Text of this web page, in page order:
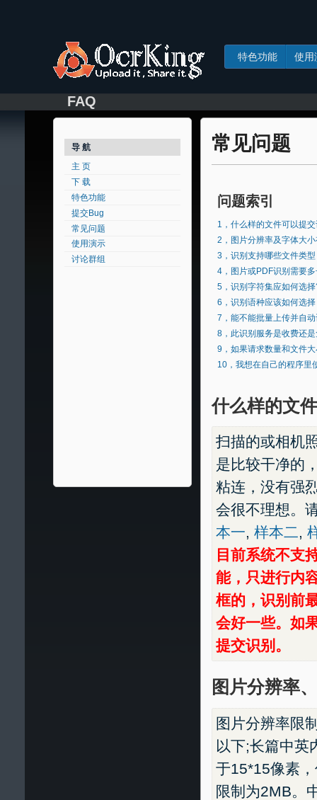
特色功能 使用
FAQ
导 航
主 页
下 载
特色功能
提交Bug
常见问题
使用演示
讨论群组
常见问题
问题索引
1， 什么样的文件可以提
2， 图片分辨率及字体大
3， 识别支持哪些文件类
4， 图片或PDF识别需要
5， 识别字符集应如何选
6， 识别语种应该如何选
7， 能不能批量上传并自
8， 此识别服务是收费还
9， 如果请求数量和文件
10， 我想在自己的程序里
什么样的文
扫描的或相机
是比较干净的
粘连，没有强
会很不理想。
本一, 样本二,
目前系统不支
能，只进行内
框的，识别前
会好一些。如
提交识别。
图片分辨率
图片分辨率限
以下;长篇中英
于15*15像素
限制为2MB。